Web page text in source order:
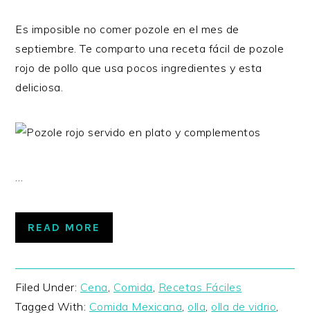
Es imposible no comer pozole en el mes de
septiembre. Te comparto una receta fácil de pozole
rojo de pollo que usa pocos ingredientes y esta
deliciosa.
…
READ MORE
Filed Under: Cena, Comida, Recetas Fáciles
Tagged With: Comida Mexicana, olla, olla de vidrio,